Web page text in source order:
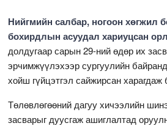
Нийгмийн салбар, ногоон хөгжил
бохирдлын асуудал хариуцсан
долдугаар сарын 29-ний өдөр их
эрчимжүүлэхээр сургуулийн
хойш гүйцэтгэл сайжирсан харагдаж
Төлөвлөгөөний дагуу хичээлийн
засварыг дуусгаж ашиглалтад